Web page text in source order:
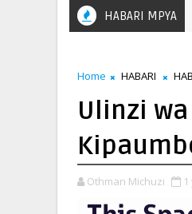
HABARI MPYA
Home HABARI
Ulinzi
Othman Michuzi